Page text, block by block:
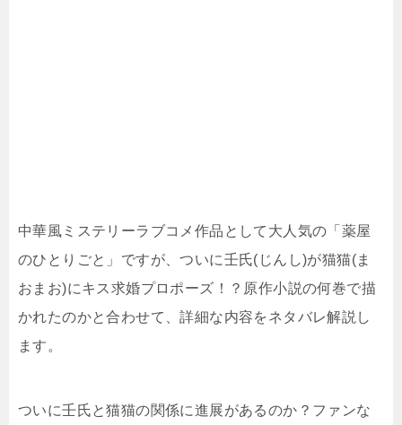
中華風ミステリーラブコメ作品として大人気の「薬屋
のひとりごと」ですが、ついに壬氏(じんし)が猫猫(ま
おまお)にキス求婚プロポーズ！？原作小説の何巻で描
かれたのかと合わせて、詳細な内容をネタバレ解説し
ます。
ついに壬氏と猫猫の関係に進展があるのか？ファンな